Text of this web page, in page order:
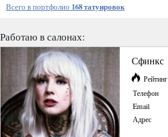
Всего в портфолио 168 татуировок
Работаю в салонах:
Сфинкс
Рейтинг
Телефон
Email
Адрес